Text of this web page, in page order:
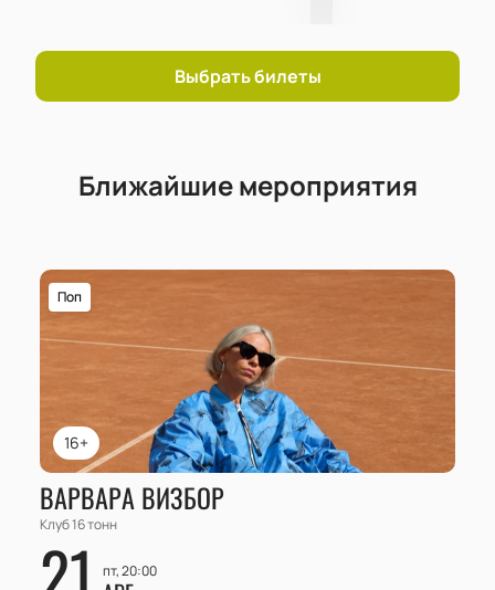
Выбрать билеты
Ближайшие мероприятия
16+
Поп
ВАРВАРА ВИЗБОР
Клуб 16 тонн
пт, 20:00